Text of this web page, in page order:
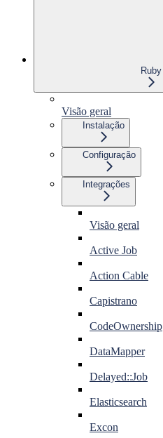
Ruby
Visão geral
Instalação
Configuração
Integrações
Visão geral
Active Job
Action Cable
Capistrano
CodeOwnership
DataMapper
Delayed::Job
Elasticsearch
Excon